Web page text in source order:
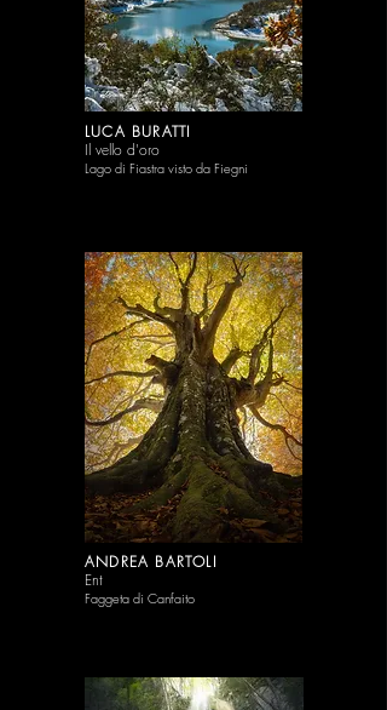
LUCA BURATTI
Il vello d'oro
Lago di Fiastra visto da Fiegni
ANDREA BARTOLI
Ent
Faggeta di Canfaito